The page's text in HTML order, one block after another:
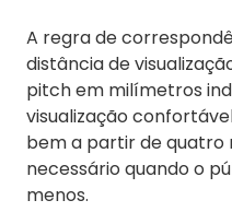
A regra de
distância de
pitch em milímetros
visualização
bem a partir de quatro
necessário quando o
menos.